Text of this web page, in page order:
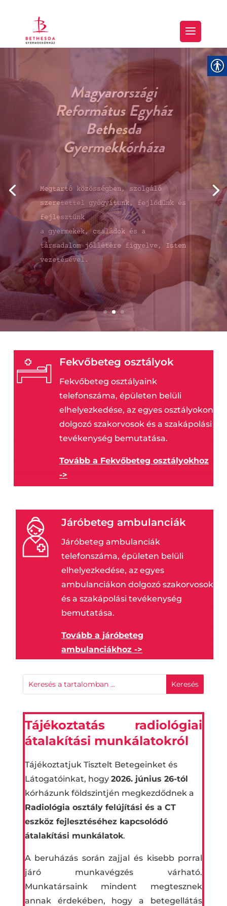
“… Tartozunk azzal,
hogy az erőtlenek
gyengeségeit hordozzuk,
…”
Róma 15,1
Fekvőbeteg osztályok
Fekvőbeteg osztályaink
telefonszáma, épületen belüli
elhelyezkedése, az egyes osztályokon
dolgozó szakorvosok és a szakápolási
tevékenység bemutatása.
Tovább a Fekvőbeteg osztályokhoz
->
Járóbeteg ambulanciák
Járóbeteg ambulanciák
telefonszáma, épületen belüli
elhelyezkedése, az egyes
ambulanciákon dolgozó szakorvosok
és a szakápolási tevékenység
bemutatása.
Tovább a járóbeteg
ambulanciákhoz ->
Tájékoztatás radiológiai
átalakítási munkálatokról
Tájékoztatjuk Tisztelt Betegeinket és
Látogatóinkat, hogy 2026. június 26-tól
kórházunk földszintjén megkezdődnek a
Radiológia osztály felújítási és a CT
eszköz fejlesztéséhez kapcsolódó
átalakítási munkálatok.
A beruházás során zajjal és kisebb porral
járó munkavégzés várható.
Munkatársaink mindent megtesznek
annak érdekében, hogy a betegellátás